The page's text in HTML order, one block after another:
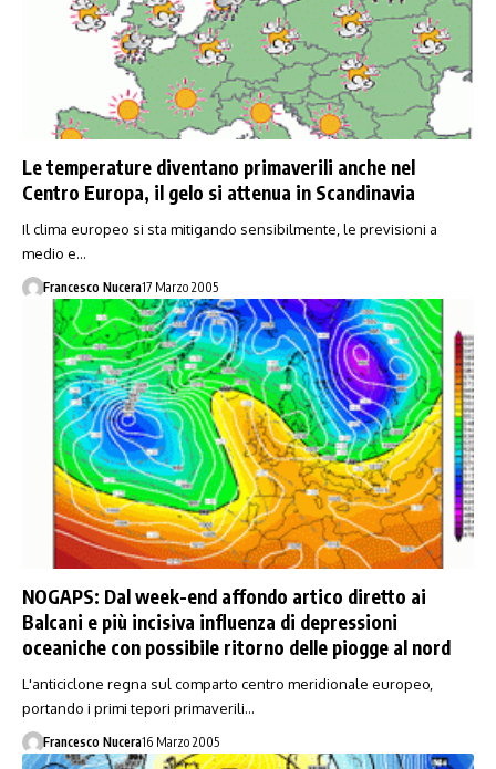
Le temperature diventano primaverili anche nel
Centro Europa, il gelo si attenua in Scandinavia
Il clima europeo si sta mitigando sensibilmente, le previsioni a
medio e…
Francesco Nucera17 Marzo 2005
NOGAPS: Dal week-end affondo artico diretto ai
Balcani e più incisiva influenza di depressioni
oceaniche con possibile ritorno delle piogge al nord
L'anticiclone regna sul comparto centro meridionale europeo,
portando i primi tepori primaverili…
Francesco Nucera16 Marzo 2005